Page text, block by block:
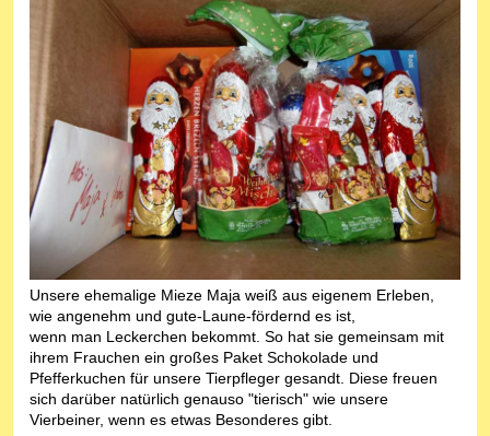
Unsere ehemalige Mieze Maja weiß aus eigenem Erleben,
wie angenehm und gute-Laune-fördernd es ist,
wenn man Leckerchen bekommt. So hat sie gemeinsam mit
ihrem Frauchen ein großes Paket Schokolade und
Pfefferkuchen für unsere Tierpfleger gesandt. Diese freuen
sich darüber natürlich genauso "tierisch" wie unsere
Vierbeiner, wenn es etwas Besonderes gibt.